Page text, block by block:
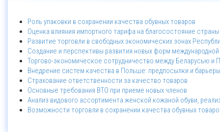
Роль упаковки в сохранении качества обувных товаров
Оценка влияния импортного тарифа на благосостояние страны
Развитие торговли в свободных экономических зонах
Создание и перспективы развития новых форм международной
Торгово-экономическое сотрудничество между Беларусью и
Внедрение систем качества в Польше: предпосылки и барьеры
Страхование ответственности за качество товаров
Основные требования ВТО при приеме новых членов
Анализ видового ассортимента женской кожаной обуви,
Возможности торговли в сохранении качества обувных